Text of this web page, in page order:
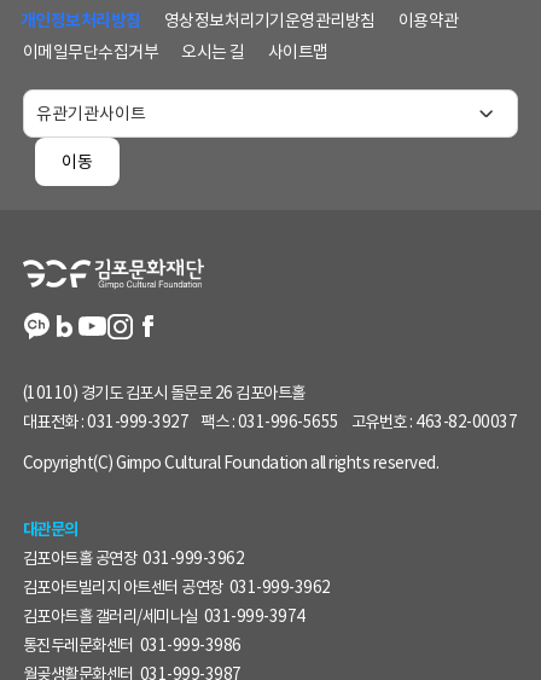
개인정보처리방침 영상정보처리기기운영관리방침
이용약관
이메일무단수집거부
오시는 길 사이트맵
이동
(10110) 경기도 김포시 돌문로 26 김포아트홀
대표전화 :031-999-3927 팩스 :031-996-5655 고유번호 : 463-82-00037
Copyright(C) Gimpo Cultural Foundation all rights reserved.
대관문의
김포아트홀 공연장 031-999-3962
김포아트빌리지 아트센터 공연장 031-999-3962
김포아트홀 갤러리/세미나실 031-999-3974
통진두레문화센터 031-999-3986
월곶생활문화센터 031-999-3987